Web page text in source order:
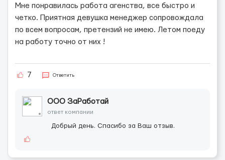
Мне понравилась работа агенства, все быстро и
четко. Приятная девушка менеджер сопровождала
по всем вопросам, претензий не имею. Летом поеду
на работу точно от них !
7 Ответить
ООО ЗаРаботай
ответ компании
Добрый день. Спасибо за Ваш отзыв.